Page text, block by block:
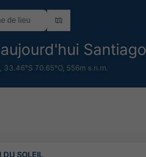
Santiago
, 33.46°S 70.65°O, 556m s.n.m.
DU SOLEIL